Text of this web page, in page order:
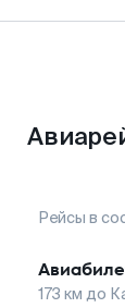
Рейсы в
173 км до